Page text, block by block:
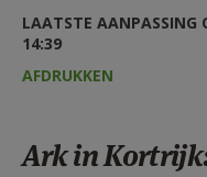
ZOEKEN
HULP
MIJN
LAATSTE AANPASSING
14:39
AFDRUKKEN
Ark in